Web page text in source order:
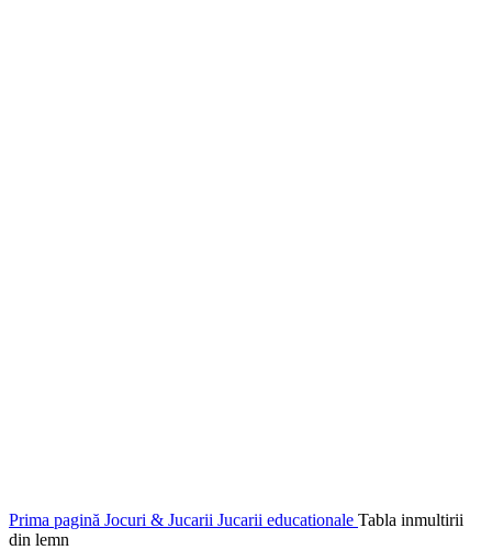
Prima pagină Jocuri & Jucarii Jucarii educationale Tabla inmultirii
din lemn